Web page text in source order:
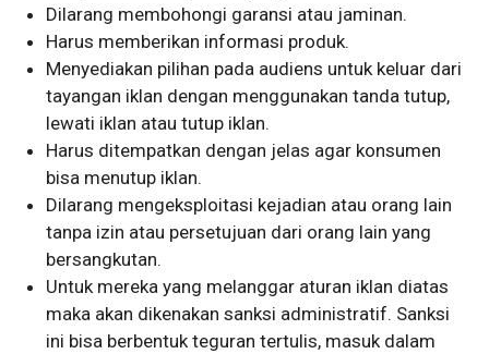
Dilarang membohongi garansi atau jaminan.
Harus memberikan informasi produk.
Menyediakan pilihan pada audiens untuk keluar dari
tayangan iklan dengan menggunakan tanda tutup,
lewati iklan atau tutup iklan.
Harus ditempatkan dengan jelas agar konsumen
bisa menutup iklan.
Dilarang mengeksploitasi kejadian atau orang lain
tanpa izin atau persetujuan dari orang lain yang
bersangkutan.
Untuk mereka yang melanggar aturan iklan diatas
maka akan dikenakan sanksi administratif. Sanksi
ini bisa berbentuk teguran tertulis, masuk dalam